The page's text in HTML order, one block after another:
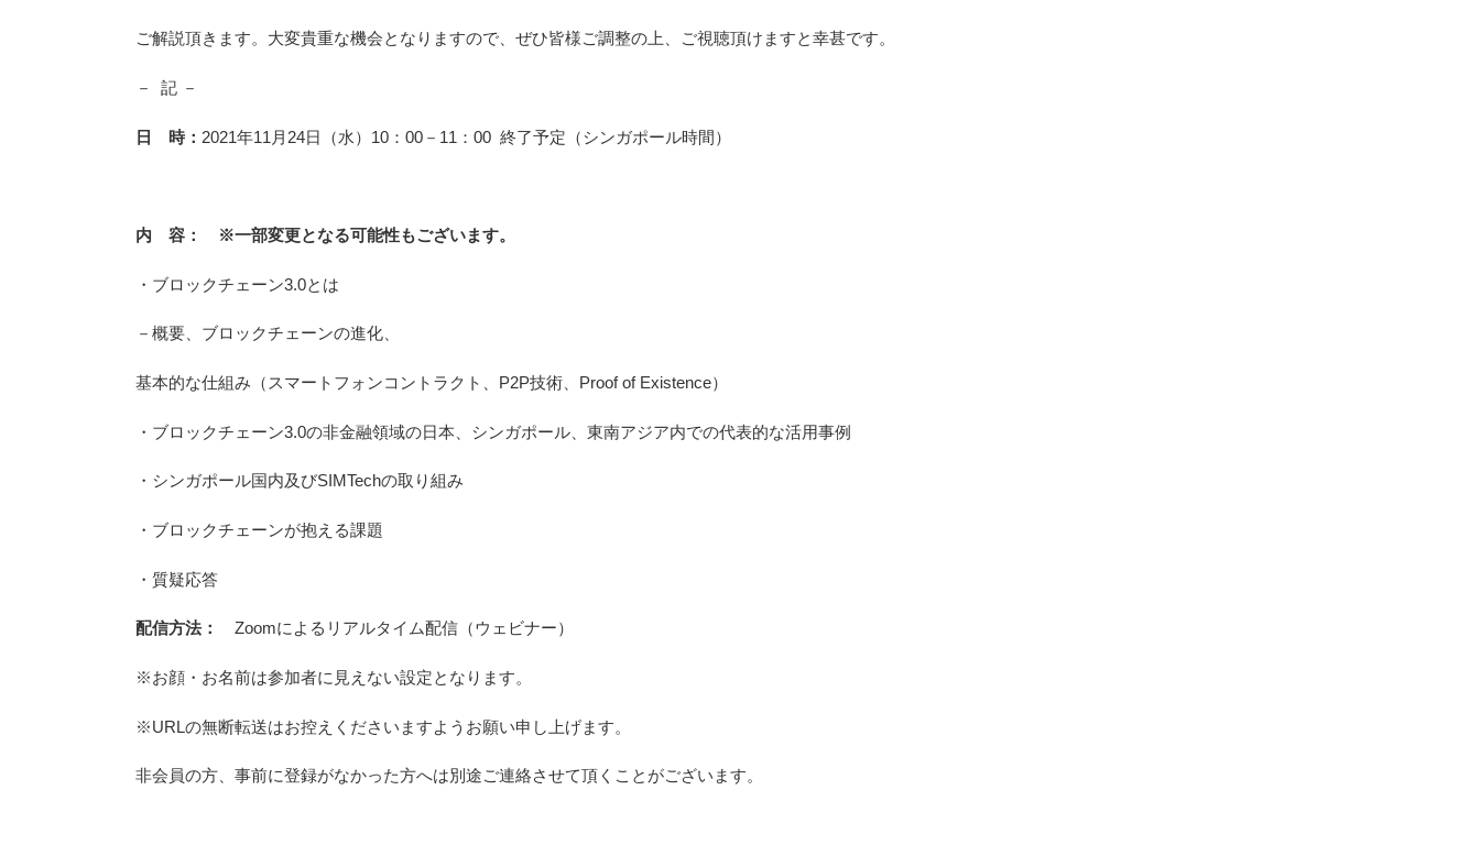
ご解説頂きます。大変貴重な機会となりますので、ぜひ皆様ご調整の上、ご視聴頂けますと幸甚です。
－ 記 －
日 時： 2021年11月24日（水）10：00－11：00 終了予定（シンガポール時間）
内 容： ※一部変更となる可能性もございます。
・ブロックチェーン3.0とは
－概要、ブロックチェーンの進化、
基本的な仕組み（スマートフォンコントラクト、P2P技術、Proof of Existence）
・ブロックチェーン3.0の非金融領域の日本、シンガポール、東南アジア内での代表的な活用事例
・シンガポール国内及びSIMTechの取り組み
・ブロックチェーンが抱える課題
・質疑応答
配信方法： Zoomによるリアルタイム配信（ウェビナー）
※お顔・お名前は参加者に見えない設定となります。
※URLの無断転送はお控えくださいますようお願い申し上げます。
非会員の方、事前に登録がなかった方へは別途ご連絡させて頂くことがございます。